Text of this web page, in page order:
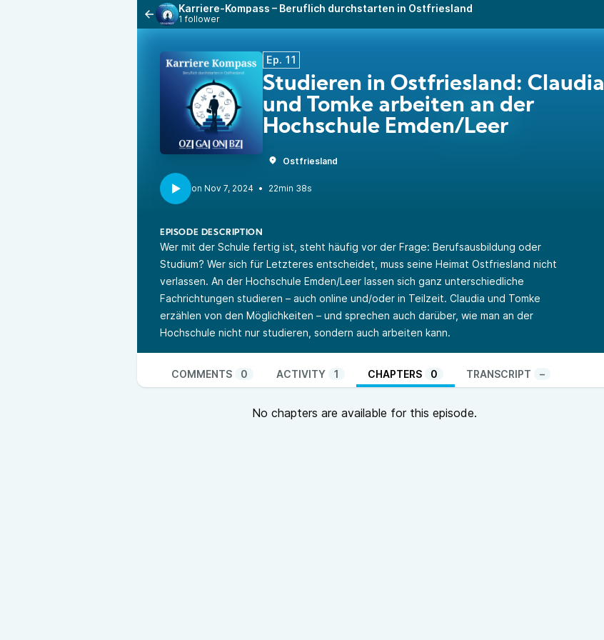
Karriere-Kompass – Beruflich durchstarten in Ostfriesland
1 follower
Ep. 11
Studieren in Ostfriesland: Claudia
und Tomke arbeiten an der
Hochschule Emden/Leer
Ostfriesland
• 22min 38s
EPISODE DESCRIPTION
Wer mit der Schule fertig ist, steht häufig vor der Frage: Berufsausbildung oder
Studium? Wer sich für Letzteres entscheidet, muss seine Heimat Ostfriesland nicht
verlassen. An der Hochschule Emden/Leer lassen sich ganz unterschiedliche
Fachrichtungen studieren – auch online und/oder in Teilzeit. Claudia und Tomke
erzählen von den Möglichkeiten – und sprechen auch darüber, wie man an der
Hochschule nicht nur studieren, sondern auch arbeiten kann.
COMMENTS 0 ACTIVITY 1 CHAPTERS 0 TRANSCRIPT –
No chapters are available for this episode.